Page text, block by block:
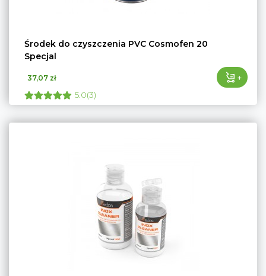
Środek do czyszczenia PVC Cosmofen 20
Specjal
37,07 zł +
5.0(3)